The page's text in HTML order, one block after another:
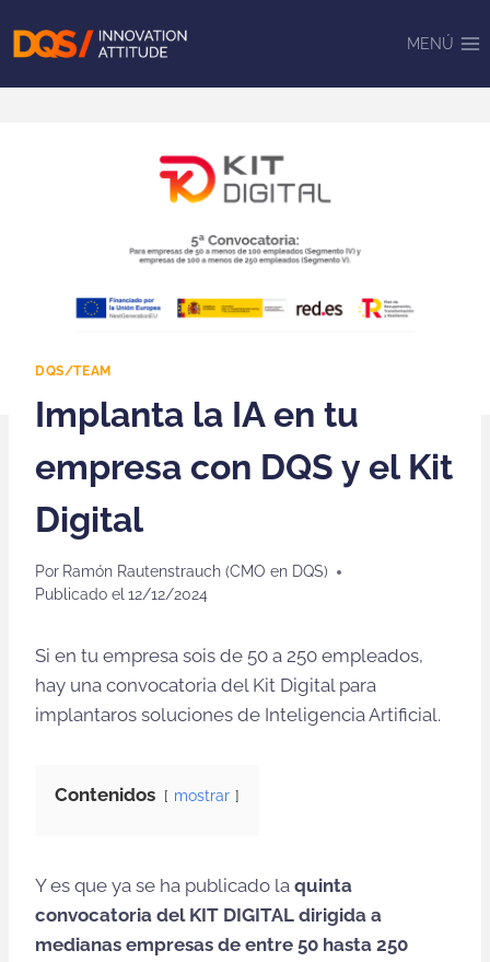
MENÚ
DQS/TEAM
Implanta la IA en tu
empresa con DQS y el Kit
Digital
Por Ramón Rautenstrauch (CMO en DQS)
Publicado el 12/12/2024
Si en tu empresa sois de 50 a 250 empleados,
hay una convocatoria del Kit Digital para
implantaros soluciones de Inteligencia Artificial.
Contenidos mostrar
Y es que ya se ha publicado la quinta
convocatoria del KIT DIGITAL dirigida a
medianas empresas de entre 50 hasta 250